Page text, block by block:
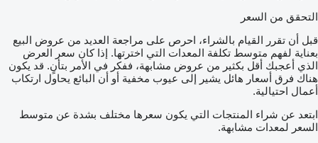
التحقق من السعر
قبل أن تقرر القيام بالشراء، احرص على مراجعة العديد من عروض البيع
بعناية لفهم متوسط تكلفة المعدات التي اخترتها. إذا كان سعر العرض
الذي أعجبك أقل بكثير من عروض مشابهة، ففكر في الأمر بتأنٍ. قد يكون
هناك فرق أسعار هائل يشير إلى عيوب مخفية أو أن البائع يحاول ارتكاب
أعمال احتيالية.
ابتعد عن شراء المنتجات التي يكون سعرها مختلف بشدة عن متوسط
السعر لمعدات مشابهة.